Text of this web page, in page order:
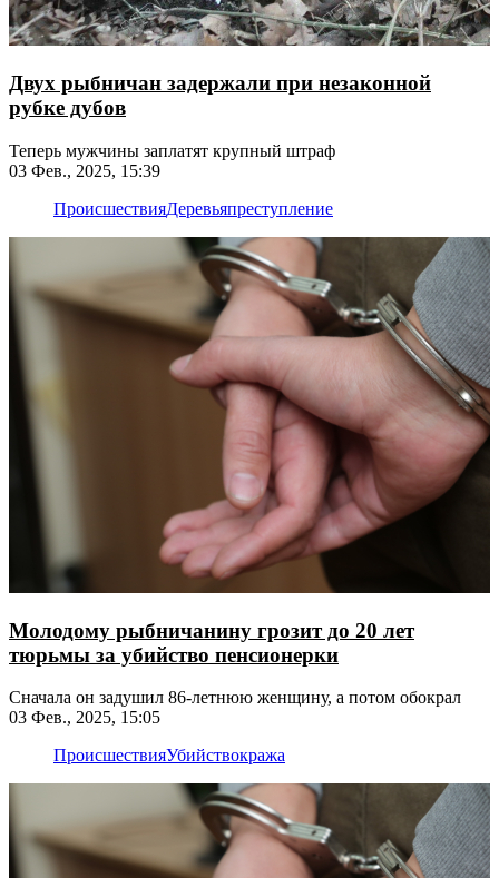
Двух рыбничан задержали при незаконной
рубке дубов
Теперь мужчины заплатят крупный штраф
03 Фев., 2025, 15:39
ПроисшествияДеревьяпреступление
Молодому рыбничанину грозит до 20 лет
тюрьмы за убийство пенсионерки
Сначала он задушил 86-летнюю женщину, а потом обокрал
03 Фев., 2025, 15:05
ПроисшествияУбийствокража